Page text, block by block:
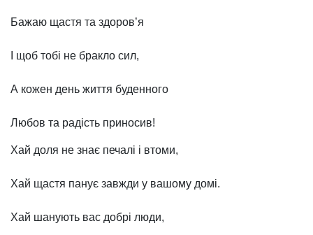
Бажаю щастя та здоров’я
І щоб тобі не бракло сил,
А кожен день життя буденного
Любов та радість приносив!
Хай доля не знає печалі і втоми,
Хай щастя панує завжди у вашому домі.
Хай шанують вас добрі люди,